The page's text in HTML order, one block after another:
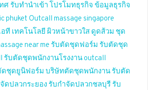
ศ รับทำนำเข้า โปรโมทธุรกิจ ข้อมูลธุรกิจ
phuket Outcall massage singapore
ที เทคโนโลยี ผิวหน้าขาวใส ดูดส้วม ชุด
near me รับตัดชุดฟอร์ม รับตัดชุด
รับตัดชุดพนักงานโรงงาน outcall
ดชุดยูนิฟอร์ม บริษัทตัดชุดพนักงาน รับตัด
ดปลวกระยอง รับกำจัดปลวกชลบุรี รับ